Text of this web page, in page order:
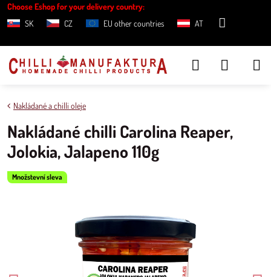
Choose Eshop for your delivery country:
SK
CZ EU other countries AT
Množstevní sleva
Nakládané a chilli oleje
Nakládané chilli Carolina Reaper,
Jolokia, Jalapeno 110g